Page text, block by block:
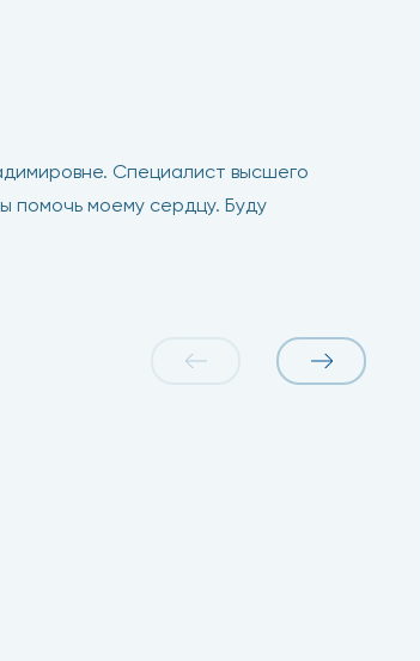
Специалист высшего
помочь моему сердцу. Буду